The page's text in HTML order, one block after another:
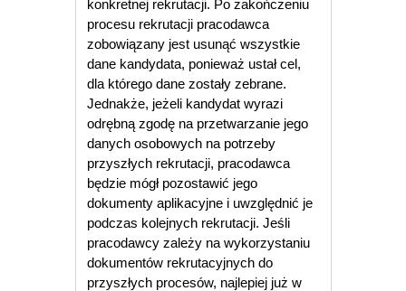
konkretnej rekrutacji. Po zakończeniu
procesu rekrutacji pracodawca
zobowiązany jest usunąć wszystkie
dane kandydata, ponieważ ustał cel,
dla którego dane zostały zebrane.
Jednakże, jeżeli kandydat wyrazi
odrębną zgodę na przetwarzanie jego
danych osobowych na potrzeby
przyszłych rekrutacji, pracodawca
będzie mógł pozostawić jego
dokumenty aplikacyjne i uwzględnić je
podczas kolejnych rekrutacji. Jeśli
pracodawcy zależy na wykorzystaniu
dokumentów rekrutacyjnych do
przyszłych procesów, najlepiej już w